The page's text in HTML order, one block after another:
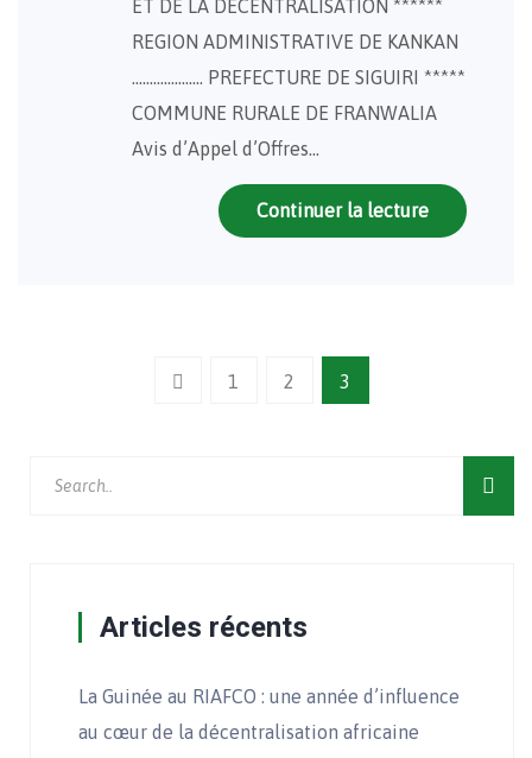
ET DE LA DECENTRALISATION ******
REGION ADMINISTRATIVE DE KANKAN
……………….. PREFECTURE DE SIGUIRI *****
COMMUNE RURALE DE FRANWALIA
Avis d’Appel d’Offres…
Continuer la lecture
1 2 3
Articles récents
La Guinée au RIAFCO : une année d’influence
au cœur de la décentralisation africaine